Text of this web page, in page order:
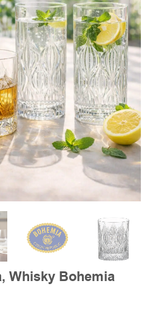
Whisky Bohemia